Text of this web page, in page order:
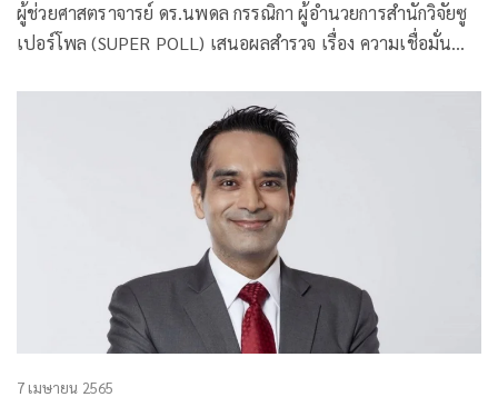
ผู้ช่วยศาสตราจารย์ ดร.นพดล กรรณิกา ผู้อำนวยการสำนักวิจัยซู
เปอร์โพล (SUPER POLL) เสนอผลสำรวจ เรื่อง ความเชื่อมั่น
7 เมษายน 2565